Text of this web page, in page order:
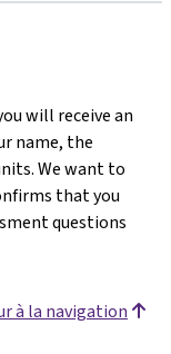
will receive an
name, the
We want to
that you
questions
à la navigation